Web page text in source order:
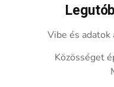
Vibe és
Közösséget